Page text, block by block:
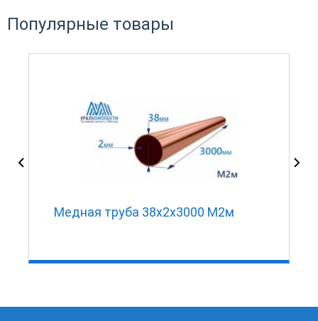
Популярные товары
Медная труба 38х2х3000 М2м